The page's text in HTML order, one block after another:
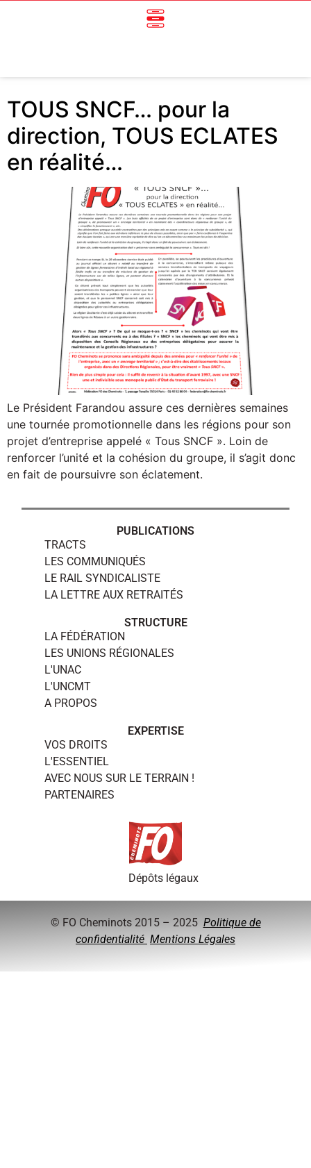
TOUS SNCF… pour la
direction, TOUS ECLATES
en réalité…
Le Président Farandou assure ces dernières semaines
une tournée promotionnelle dans les régions pour son
projet d’entreprise appelé « Tous SNCF ». Loin de
renforcer l’unité et la cohésion du groupe, il s’agit donc
en fait de poursuivre son éclatement.
PUBLICATIONS
TRACTS
LES COMMUNIQUÉS
LE RAIL SYNDICALISTE
LA LETTRE AUX RETRAITÉS
STRUCTURE
LA FÉDÉRATION
LES UNIONS RÉGIONALES
L'UNAC
L'UNCMT
A PROPOS
EXPERTISE
VOS DROITS
L'ESSENTIEL
AVEC NOUS SUR LE TERRAIN !
PARTENAIRES
Dépôts légaux
© FO Cheminots 2015 – 2025 Politique de
confidentialité Mentions Légales